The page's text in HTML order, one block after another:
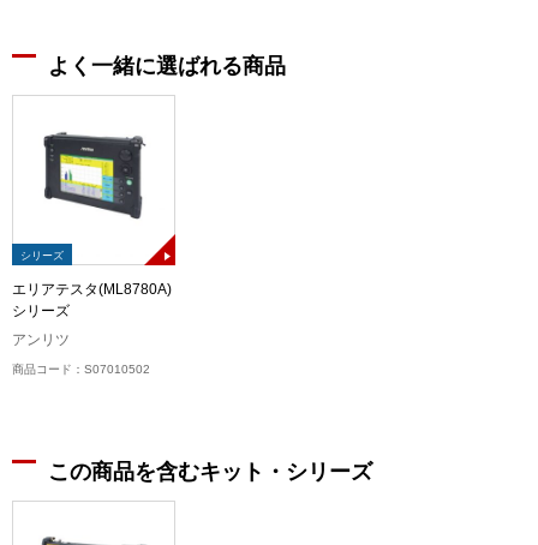
よく一緒に選ばれる商品
シリーズ
エリアテスタ(ML8780A)
シリーズ
アンリツ
商品コード：S07010502
この商品を含むキット・シリーズ